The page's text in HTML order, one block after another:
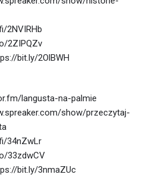
2NVIRHb
2ZIPQZv
bit.ly/2OlBWH
langusta-na-palmie
show/przeczytaj-
34nZwLr
33zdwCV
bit.ly/3nmaZUc